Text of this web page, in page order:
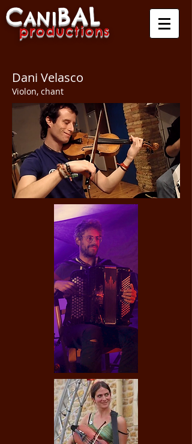
CANIBAL
productions
Dani Velasco
Violon, chant